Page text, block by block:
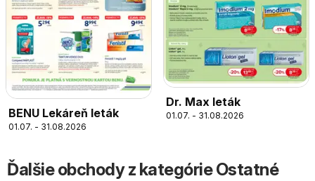
BENU Lekáreň leták
01.07. - 31.08.2026
Dr. Max leták
01.07. - 31.08.2026
Ďalšie obchody z kategórie Ostatné